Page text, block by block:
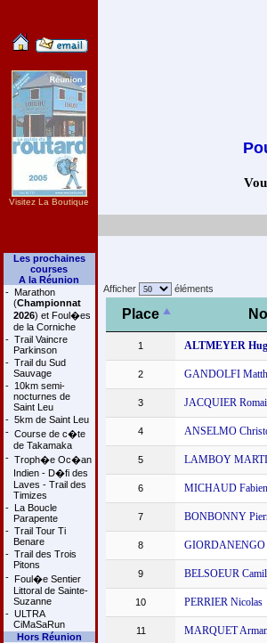
Visitez La Boutique
Les prochaines
courses
A la Réunion
- Marathon
(Championnat
2026) et Foul�es
de la Corniche
- Trail Vaincre
Parkinson
- Trail du Sud
Sauvage
- 10km semi-
nocturnes de
Saint Leu
- 5km de Saint Leu
- Course de c�te
de Takamaka
- Troph�e Oc�an
Indien - D�fi des
Laves - Trail des
Timizes
- La Boucle
Parapente
- Trail Tour Ti
Benare
- Trail des Trois
Pitons
- Foul�e Sentier
Littoral de Sainte-
Suzanne
- ULTRA
CiMaSaRun
Hors Réunion
Afficher éléments
Place
1 ALTMEYER
2 GANDOLFI
3 JACQUIER
4 ANSELMO
5 LAMBOY
6 MICHAUD Fabien
7 BONBONNY
8 GIORDANENGO
9 BELSOEUR
10 PERRIER Nicolas
11 MARQUET